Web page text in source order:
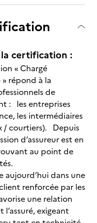
certification :
« Chargé
répond à la
de
: les entreprises
les intermédiaires
/ courtiers). Depuis
d’assureur est en
au point de
aujourd’hui dans une
renforcée par les
une relation
exigeant